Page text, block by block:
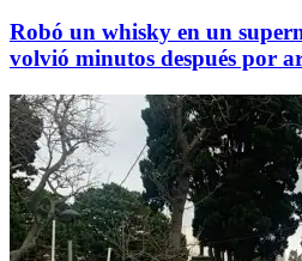
Robó un whisky en un
volvió minutos después por